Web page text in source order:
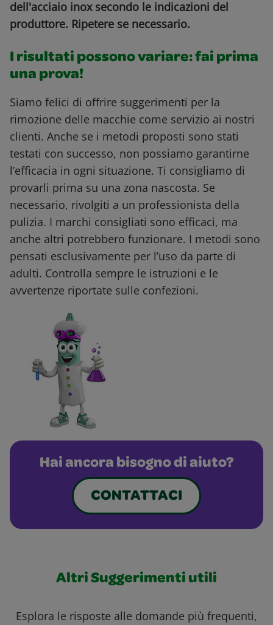
dell'acciaio inox secondo le indicazioni del
produttore. Ripetere se necessario.
I risultati possono variare: fai prima
una prova!
Siamo felici di offrire suggerimenti per la
rimozione delle macchie come servizio ai nostri
clienti. Anche se i metodi proposti sono stati
testati con successo, non possiamo garantirne
l’efficacia in ogni situazione. Ti consigliamo di
provarli prima su una zona nascosta. Se
necessario, rivolgiti a un professionista della
pulizia. I marchi consigliati sono efficaci, ma
anche altri potrebbero funzionare. I metodi sono
pensati esclusivamente per l’uso da parte di
adulti. Controlla sempre le istruzioni e le
avvertenze riportate sulle confezioni.
Hai ancora bisogno di aiuto?
CONTATTACI
Altri Suggerimenti utili
Esplora le risposte alle domande più frequenti,